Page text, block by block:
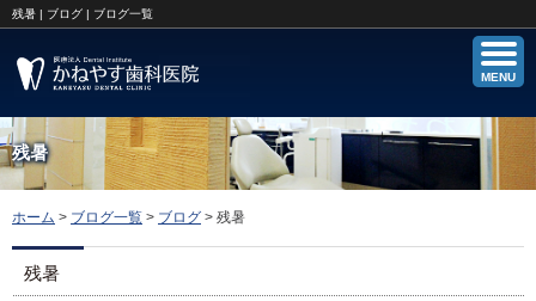
残暑 | ブログ | ブログ一覧
MENU
残暑
ホーム > ブログ一覧 > ブログ > 残暑
残暑